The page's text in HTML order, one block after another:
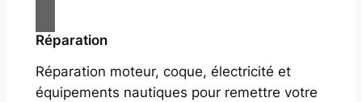
Réparation
Réparation moteur, coque, électricité et
équipements nautiques pour remettre votre